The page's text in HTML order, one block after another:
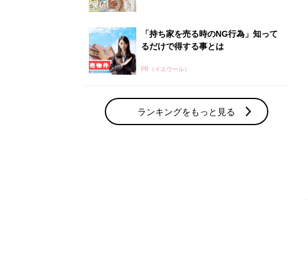
赤ちゃん・育児の人気テーマ
育児日記・マンガ